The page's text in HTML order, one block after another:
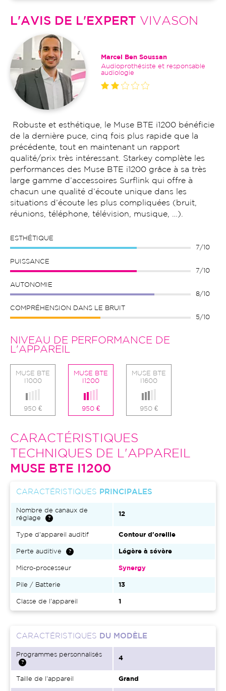
L'AVIS DE L'EXPERT VIVASON
Marcel Ben Soussan
Audioprothésiste et responsable
audiologie
Robuste et esthétique, le Muse BTE i1200 bénéficie
de la dernière puce, cinq fois plus rapide que la
précédente, tout en maintenant un rapport
qualité/prix très intéressant. Starkey complète les
performances des Muse BTE i1200 grâce à sa très
large gamme d’accessoires Surflink qui offre à
chacun une qualité d’écoute unique dans les
situations d’écoute les plus compliquées (bruit,
réunions, téléphone, télévision, musique, …).
ESTHÉTIQUE
7/10
PUISSANCE
7/10
AUTONOMIE
8/10
COMPRÉHENSION DANS LE BRUIT
5/10
NIVEAU DE PERFORMANCE DE
L'APPAREIL
MUSE BTE
I1000
950 €
MUSE BTE
I1200
950 €
MUSE BTE
I1600
950 €
CARACTÉRISTIQUES
TECHNIQUES DE L'APPAREIL
MUSE BTE I1200
CARACTÉRISTIQUES PRINCIPALES
Nombre de canaux de
réglage
12
Type d'appareil auditif Contour d'oreille
Perte auditive Légère à sévère
Micro-processeur Synergy
Pile / Batterie 13
Classe de l'appareil 1
CARACTÉRISTIQUES DU MODÈLE
Programmes personnalisés
4
Taille de l'appareil Grand